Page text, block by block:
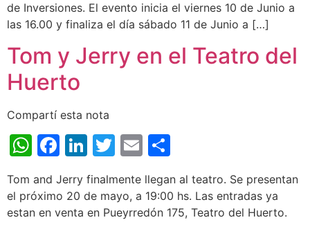
de Inversiones. El evento inicia el viernes 10 de Junio a
las 16.00 y finaliza el día sábado 11 de Junio a […]
Tom y Jerry en el Teatro del
Huerto
Compartí esta nota
WhatsApp
Facebook
LinkedIn
Twitter
Email
Tom and Jerry finalmente llegan al teatro. Se presentan
el próximo 20 de mayo, a 19:00 hs. Las entradas ya
estan en venta en Pueyrredón 175, Teatro del Huerto.